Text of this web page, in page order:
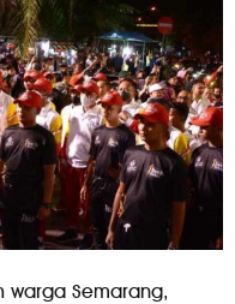
warga Semarang,